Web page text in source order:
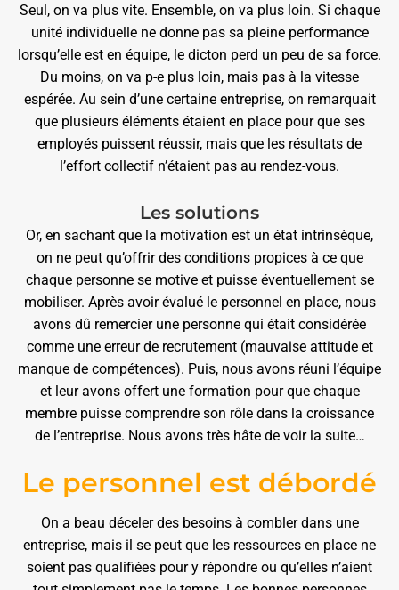
Seul, on va plus vite. Ensemble, on va plus loin. Si chaque
unité individuelle ne donne pas sa pleine performance
lorsqu’elle est en équipe, le dicton perd un peu de sa force.
Du moins, on va p-e plus loin, mais pas à la vitesse
espérée. Au sein d’une certaine entreprise, on remarquait
que plusieurs éléments étaient en place pour que ses
employés puissent réussir, mais que les résultats de
l’effort collectif n’étaient pas au rendez-vous.
Les solutions
Or, en sachant que la motivation est un état intrinsèque,
on ne peut qu’offrir des conditions propices à ce que
chaque personne se motive et puisse éventuellement se
mobiliser. Après avoir évalué le personnel en place, nous
avons dû remercier une personne qui était considérée
comme une erreur de recrutement (mauvaise attitude et
manque de compétences). Puis, nous avons réuni l’équipe
et leur avons offert une formation pour que chaque
membre puisse comprendre son rôle dans la croissance
de l’entreprise. Nous avons très hâte de voir la suite…
Le personnel est débordé
On a beau déceler des besoins à combler dans une
entreprise, mais il se peut que les ressources en place ne
soient pas qualifiées pour y répondre ou qu’elles n’aient